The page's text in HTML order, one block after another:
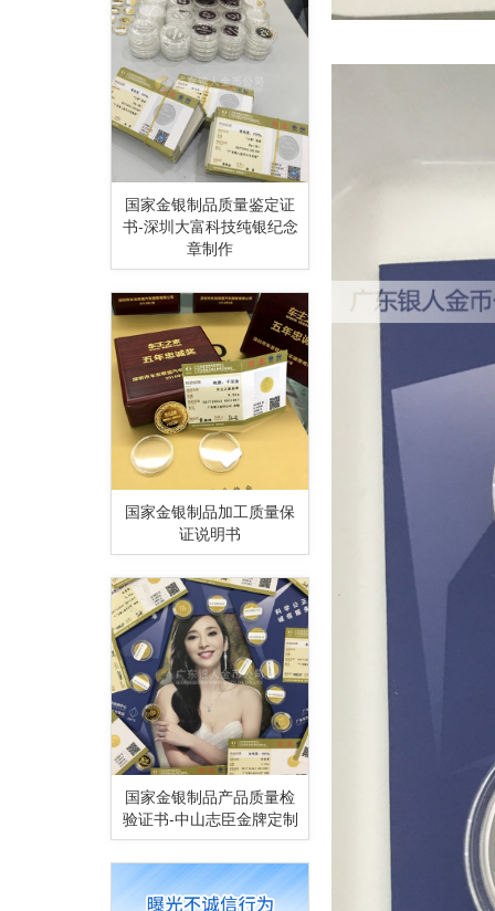
国家金银制品质量鉴定证
书-深圳大富科技纯银纪念
章制作
国家金银制品加工质量保
证说明书
国家金银制品产品质量检
验证书-中山志臣金牌定制